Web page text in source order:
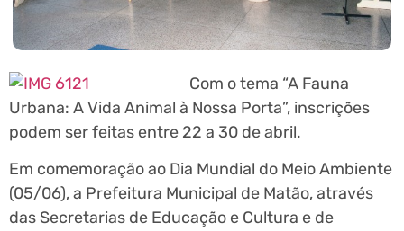
Com o tema “A Fauna
Urbana: A Vida Animal à Nossa Porta”, inscrições
podem ser feitas entre 22 a 30 de abril.
Em comemoração ao Dia Mundial do Meio Ambiente
(05/06), a Prefeitura Municipal de Matão, através
das Secretarias de Educação e Cultura e de